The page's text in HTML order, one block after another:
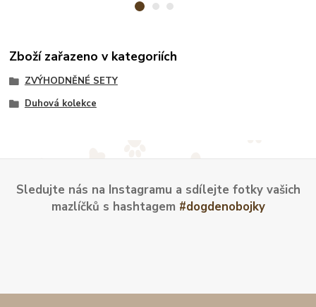
Zboží zařazeno v kategoriích
ZVÝHODNĚNÉ SETY
Duhová kolekce
Sledujte nás na Instagramu a sdílejte fotky vašich
mazlíčků s hashtagem #dogdenobojky